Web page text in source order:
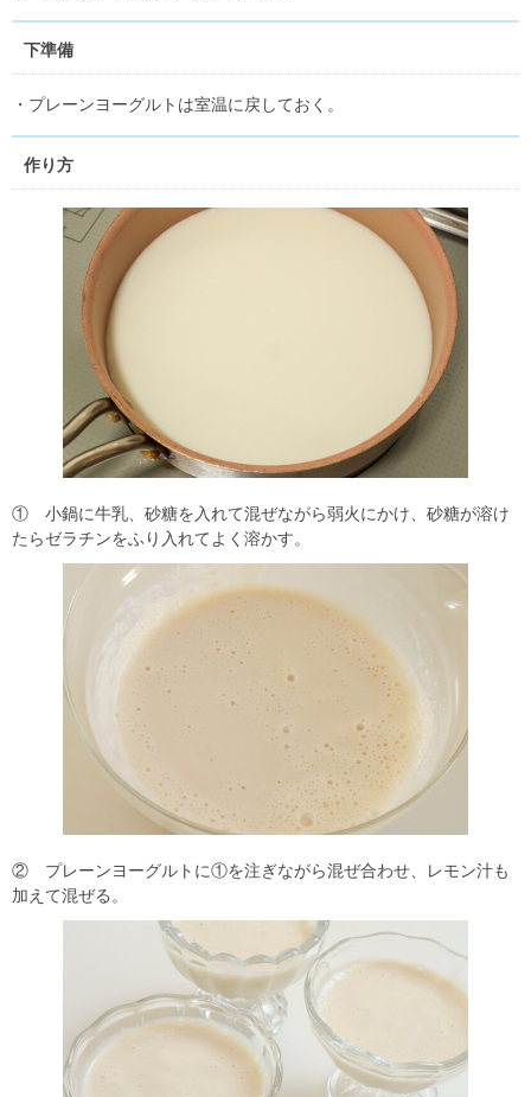
下準備
・プレーンヨーグルトは室温に戻しておく。
作り方
① 小鍋に牛乳、砂糖を入れて混ぜながら弱火にかけ、砂糖が溶け
たらゼラチンをふり入れてよく溶かす。
② プレーンヨーグルトに①を注ぎながら混ぜ合わせ、レモン汁も
加えて混ぜる。